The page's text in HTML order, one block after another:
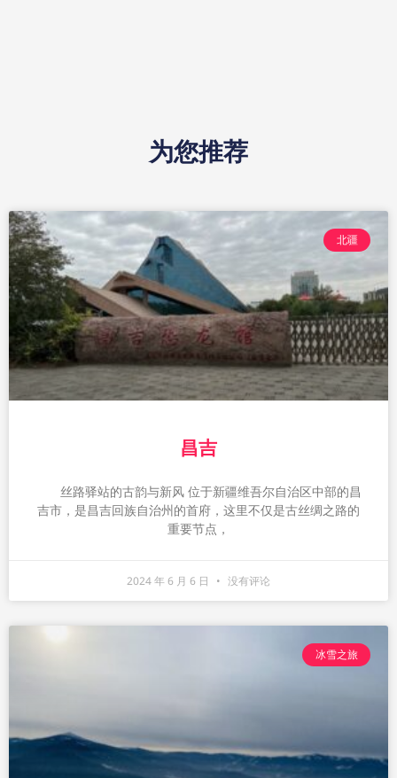
为您推荐
北疆
昌吉
丝路驿站的古韵与新风 位于新疆维吾尔自治区中部的昌
吉市，是昌吉回族自治州的首府，这里不仅是古丝绸之路的
重要节点，
2024 年 6 月 6 日 没有评论
冰雪之旅